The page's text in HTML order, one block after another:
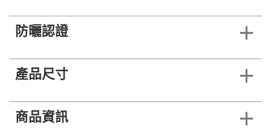
防曬認證
產品尺寸
商品資訊